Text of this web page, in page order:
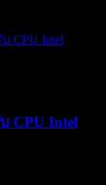
CPU Intel